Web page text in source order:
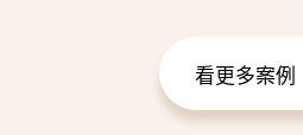
看更多案例